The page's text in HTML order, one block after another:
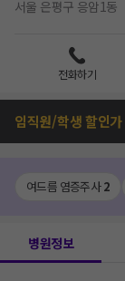
서울 은평구 응암1동
전화하기
임직원/학생 할인가
여드름 염증주사2
병원정보